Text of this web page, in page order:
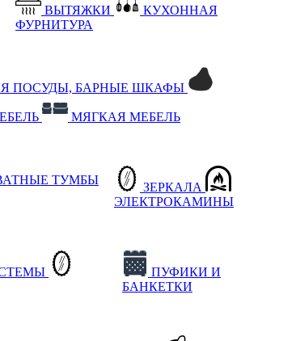
ВЫТЯЖКИ
КУХОННАЯ
ФУРНИТУРА
ПОСУДЫ, БАРНЫЕ ШКАФЫ
МЯГКАЯ МЕБЕЛЬ
ТУМБЫ
ЗЕРКАЛА
ЭЛЕКТРОКАМИНЫ
ПУФИКИ И
БАНКЕТКИ